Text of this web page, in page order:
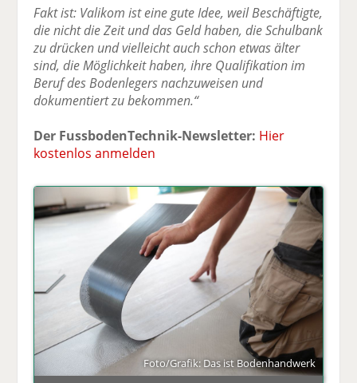
Fakt ist: Valikom ist eine gute Idee, weil Beschäftigte,
die nicht die Zeit und das Geld haben, die Schulbank
zu drücken und vielleicht auch schon etwas älter
sind, die Möglichkeit haben, ihre Qualifikation im
Beruf des Bodenlegers nachzuweisen und
dokumentiert zu bekommen.“
Der FussbodenTechnik-Newsletter: Hier
kostenlos anmelden
Foto/Grafik: Das ist Bodenhandwerk